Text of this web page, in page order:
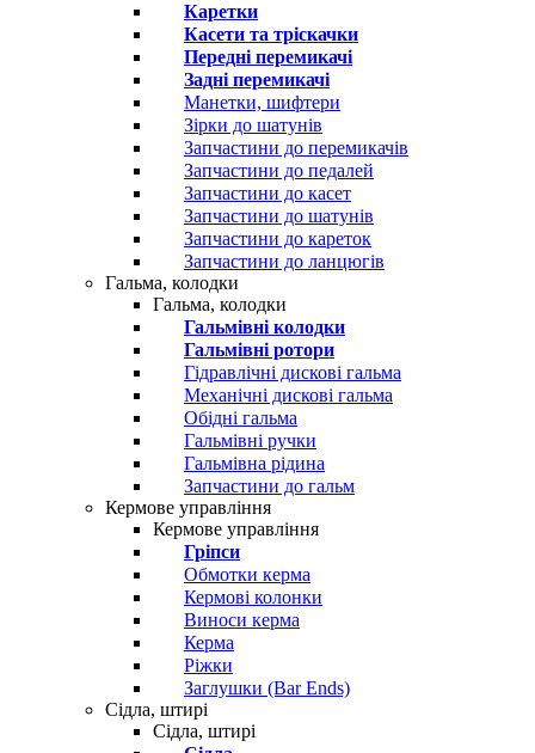
Каретки
Касети та тріскачки
Передні перемикачі
Задні перемикачі
Манетки, шифтери
Зірки до шатунів
Запчастини до перемикачів
Запчастини до педалей
Запчастини до касет
Запчастини до шатунів
Запчастини до кареток
Запчастини до ланцюгів
Гальма, колодки
Гальма, колодки
Гальмівні колодки
Гальмівні ротори
Гідравлічні дискові гальма
Механічні дискові гальма
Обідні гальма
Гальмівні ручки
Гальмівна рідина
Запчастини до гальм
Кермове управління
Кермове управління
Гріпси
Обмотки керма
Кермові колонки
Виноси керма
Керма
Ріжки
Заглушки (Bar Ends)
Сідла, штирі
Сідла, штирі